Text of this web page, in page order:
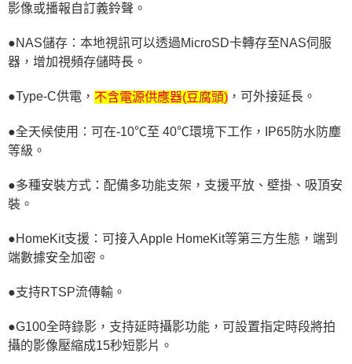
影像或播報自訂義鈴聲。
●NAS儲存：本地視訊可以透過MicroSD卡轉存至NAS伺服
器，增加視頻存儲時長。
●Type-C供電， 不含電源供應器(豆腐頭) ，可外接延長。
●全天候使用：可在-10℃至 40℃環境下工作，IP65防水防塵
等級。
●多種安裝方式：配備多功能支架，支援平放、壁掛、吸頂安
裝。
●HomeKit支援：可接入Apple HomeKit等第三方生態，端到
端數據安全加密。
●支持RTSP流傳輸。
●G100全時錄影，支持延時攝影功能，可設置指定時段將拍
攝的影像壓縮成15秒短影片。